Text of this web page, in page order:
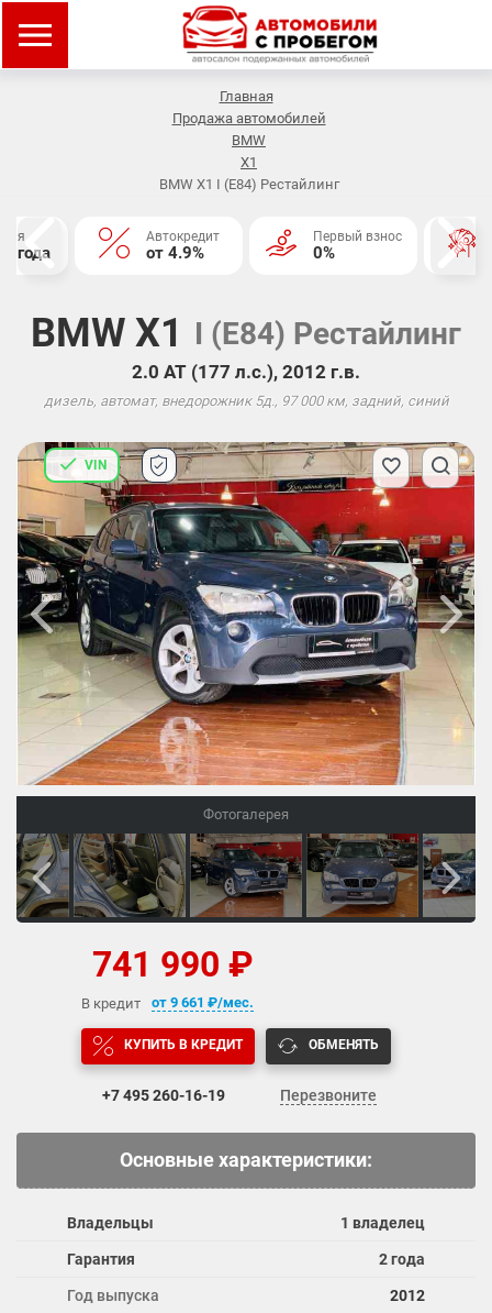
Главная
Продажа автомобилей
BMW
X1
BMW X1 I (E84) Рестайлинг
года
Автокредит
от 4.9%
Первый взнос
0%
BMW X1 I (E84) Рестайлинг
2.0 АТ (177 л.с.), 2012 г.в.
дизель, автомат, внедорожник 5д., 97 000 км, задний, синий
Фотогалерея
VIN
741 990 ₽
В кредит от 9 661 ₽/мес.
КУПИТЬ В КРЕДИТ ОБМЕНЯТЬ
+7 495260-16-19 Перезвоните
Основные характеристики:
Владельцы 1 владелец
Гарантия 2 года
Год выпуска 2012